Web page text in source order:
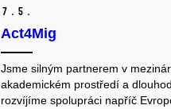
7. 5.
Act4Mig
Jsme silným partnerem v
akademickém prostředí a
rozvíjíme spolupráci napříč